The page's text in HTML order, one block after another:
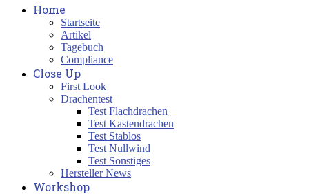
Home
Startseite
Artikel
Tagebuch
Compliance
Close Up
First Look
Drachentest
Test Flachdrachen
Test Kastendrachen
Test Stablos
Test Nullwind
Test Sonstiges
Hersteller News
Workshop